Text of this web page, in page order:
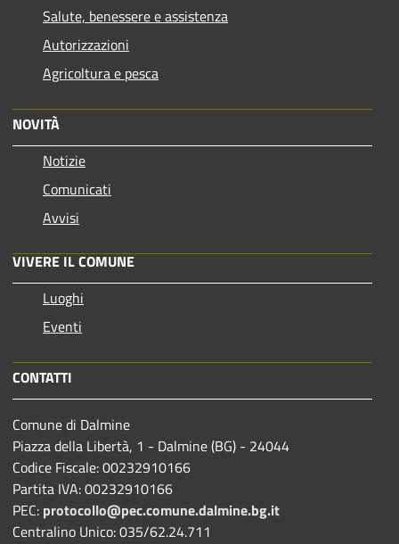
Salute, benessere e assistenza
Autorizzazioni
Agricoltura e pesca
NOVITÀ
Notizie
Comunicati
Avvisi
VIVERE IL COMUNE
Luoghi
Eventi
CONTATTI
Comune di Dalmine
Piazza della Libertà, 1 - Dalmine (BG) - 24044
Codice Fiscale: 00232910166
Partita IVA: 00232910166
PEC: protocollo@pec.comune.dalmine.bg.it
Centralino Unico: 035/62.24.711